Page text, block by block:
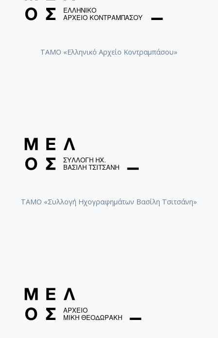
ΤΑΜΟ «Ελληνικό Αρχείο Κοντραμπάσου»
ΤΑΜΟ «Συλλογή Ηχογραφημάτων Βασίλη Τσιτσάνη»